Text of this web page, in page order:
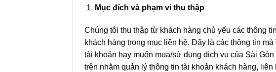
Mục đích và phạm vi thu thập
Chúng tôi thu thập từ khách hàng chủ yếu các thông
khách hàng trong mục liên hệ. Đây là các thông tin
tài khoản hay muốn mua/sử dụng dịch vụ của Sài
trên nhằm quản lý thông tin tài khoản khách hàng,